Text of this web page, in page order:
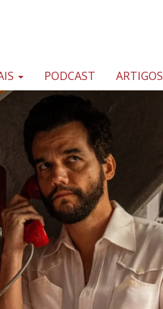
PODCAST ARTIGOS